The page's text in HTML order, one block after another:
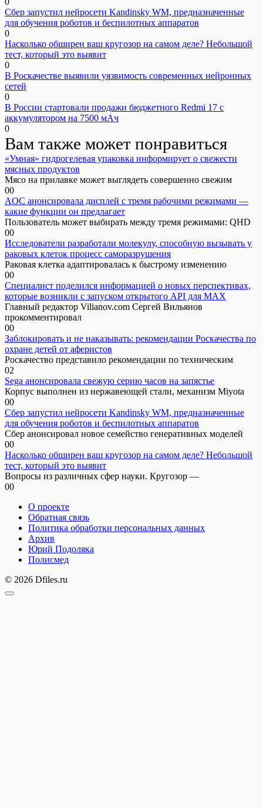
Сбер запустил нейросети Kandinsky WM, предназначенные
для обучения роботов и беспилотных аппаратов
0
Насколько обширен ваш кругозор на самом деле? Небольшой
тест, который это выявит
0
В Роскачестве выявили уязвимость современных нейронных
сетей
0
В России стартовали продажи бюджетного Redmi 17 с
аккумулятором на 7500 мАч
0
Вам также может понравиться
«Умная» гидрогелевая упаковка информирует о свежести
мясных продуктов
Мясо на прилавке может выглядеть совершенно свежим
00
AOC анонсировала дисплей с тремя рабочими режимами —
какие функции он предлагает
Пользователь может выбирать между тремя режимами: QHD
00
Исследователи разработали молекулу, способную вызывать у
раковых клеток процесс саморазрушения
Раковая клетка адаптировалась к быстрому изменению
00
Специалист поделился информацией о новых перспективах,
которые возникли с запуском открытого API для МАХ
Главный редактор Vilianov.com Сергей Вильянов
прокомментировал
00
Заблокировать и не наказывать: рекомендации Роскачества по
охране детей от аферистов
Роскачество представило рекомендации по техническим
02
Sega анонсировала свежую серию часов на запястье
Корпус выполнен из нержавеющей стали, механизм Miyota
00
Сбер запустил нейросети Kandinsky WM, предназначенные
для обучения роботов и беспилотных аппаратов
Сбер анонсировал новое семейство генеративных моделей
00
Насколько обширен ваш кругозор на самом деле? Небольшой
тест, который это выявит
Вопросы из различных сфер науки. Кругозор —
00
О проекте
Обратная связь
Политика обработки персональных данных
Архив
Юрий Подоляка
Полисмед
© 2026 Dfiles.ru